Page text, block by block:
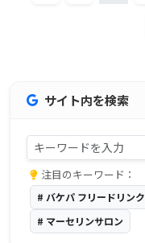
サイト内を検索
注目のキーワード：
# バケパ フリードリンク
# マーセリンサロン